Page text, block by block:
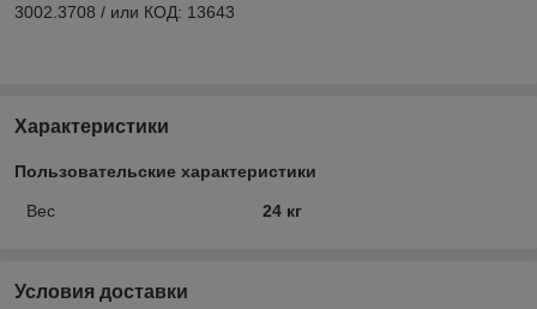
3002.3708 / или КОД: 13643
Характеристики
Пользовательские характеристики
Вес 24 кг
Условия доставки